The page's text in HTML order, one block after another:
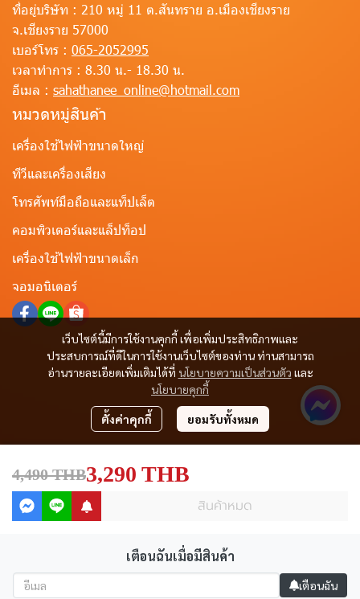
4,490 THB3,290 THB
สินค้าหมด
เตือนฉันเมื่อมีสินค้า
เตือนฉัน
เว็บไซต์นี้มีการใช้งานคุกกี้ เพื่อเพิ่มประสิทธิภาพและ
ประสบการณ์ที่ดีในการใช้งานเว็บไซต์ของท่าน ท่านสามารถ
อ่านรายละเอียดเพิ่มเติมได้ที่ นโยบายความเป็นส่วนตัว และ
นโยบายคุกกี้
ตั้งค่าคุกกี้ ยอมรับทั้งหมด
ที่อยู่บริษัท : 210 หมู่ 11 ต.สันทราย อ.เมืองเชียงราย
จ.เชียงราย 57000
เบอร์โทร : 065-2052995
เวลาทำการ : 8.30 น.- 18.30 น.
อีเมล : sahathanee_online@hotmail.com
หมวดหมู่สินค้า
เครื่องใช้ไฟฟ้าขนาดใหญ่
ทีวีและเครื่องเสียง
โทรศัพท์มือถือและแท็ปเล็ต
คอมพิวเตอร์และแล็ปท็อป
เครื่องใช้ไฟฟ้าขนาดเล็ก
จอมอนิเตอร์
Copyright © All Right Reserved.